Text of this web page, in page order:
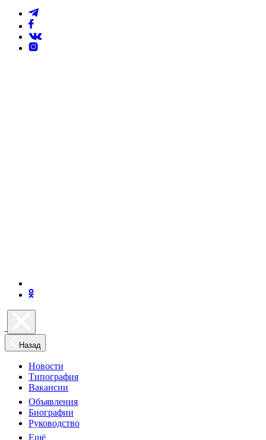
Назад
Новости
Типография
Вакансии
Объявления
Биографии
Руководство
Ещё